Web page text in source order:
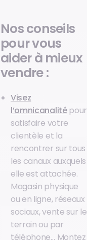
Nos conseils
pour vous
aider à mieux
vendre :
Visez
l’omnicanalitépour
satisfaire votre
clientèle et la
rencontrer sur tous
les canaux auxquels
elle est attachée.
Magasin physique
ou en ligne, réseaux
sociaux, vente sur le
terrain ou par
téléphone… Montez